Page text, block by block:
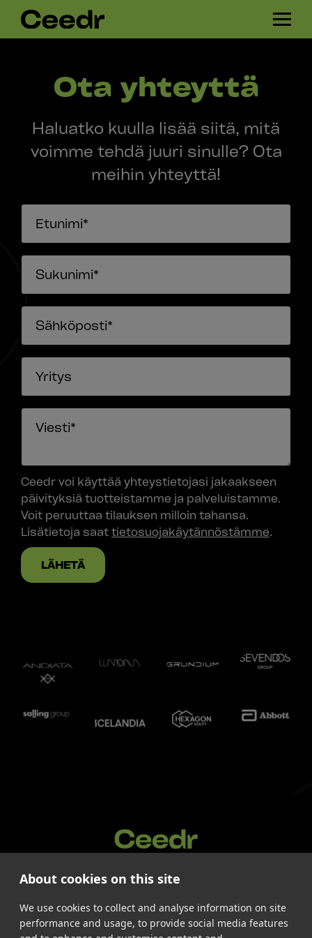
Skip
navigation
H
A
E
Ota yhteyttä
Haluatko kuulla lisää siitä, mitä
voimme tehdä juuri sinulle? Ota
meihin yhteyttä!
Ceedr voi käyttää yhteystietojasi jakaakseen
päivityksiä tuotteistamme ja palveluistamme.
Voit peruuttaa tilauksen milloin tahansa.
Lisätietoja saattietosuojakäytännöstämme.
Palvelut
Työt
Meistä
About cookies on this site
We use cookies to collect and analyse information on site
performance and usage, to provide social media features